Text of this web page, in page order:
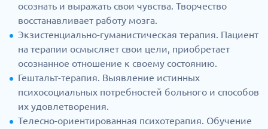
осознать и выражать свои чувства. Творчество
восстанавливает работу мозга.
Экзистенциально-гуманистическая терапия. Пациент
на терапии осмысляет свои цели, приобретает
осознанное отношение к своему состоянию.
Гештальт-терапия. Выявление истинных
психосоциальных потребностей больного и способов
их удовлетворения.
Телесно-ориентированная психотерапия. Обучение